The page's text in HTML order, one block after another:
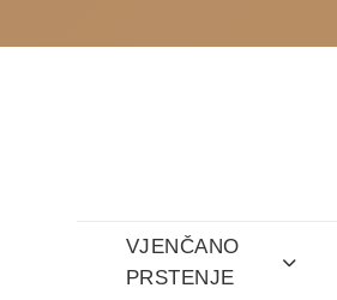
VJENČANO
PRSTENJE